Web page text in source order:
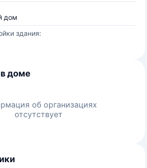
дом
здания:
доме
об организациях
отсутствует